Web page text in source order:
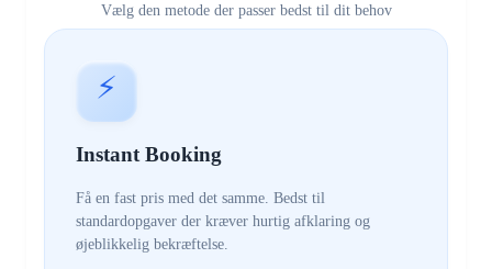
Vælg den metode der passer bedst til dit behov
⚡
Instant Booking
Få en fast pris med det samme. Bedst til
standardopgaver der kræver hurtig afklaring og
øjeblikkelig bekræftelse.